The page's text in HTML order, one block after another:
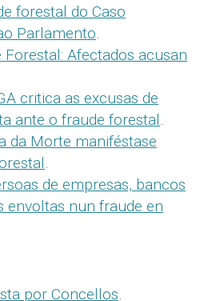
forestal do Caso
Parlamento
Forestal: Afectados acusan
critica as excusas de
ante o fraude forestal
da Morte maniféstase
de empresas, bancos
envoltas nun fraude en
por Concellos